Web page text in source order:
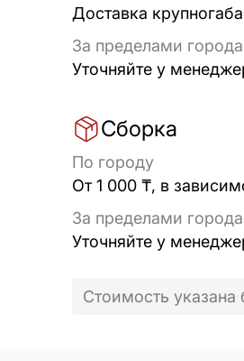
Доставка
За пределами города
Уточняйте у
Сборка
По городу
От 1 000 ₸, в
За пределами города
Уточняйте у
Стоимость указана